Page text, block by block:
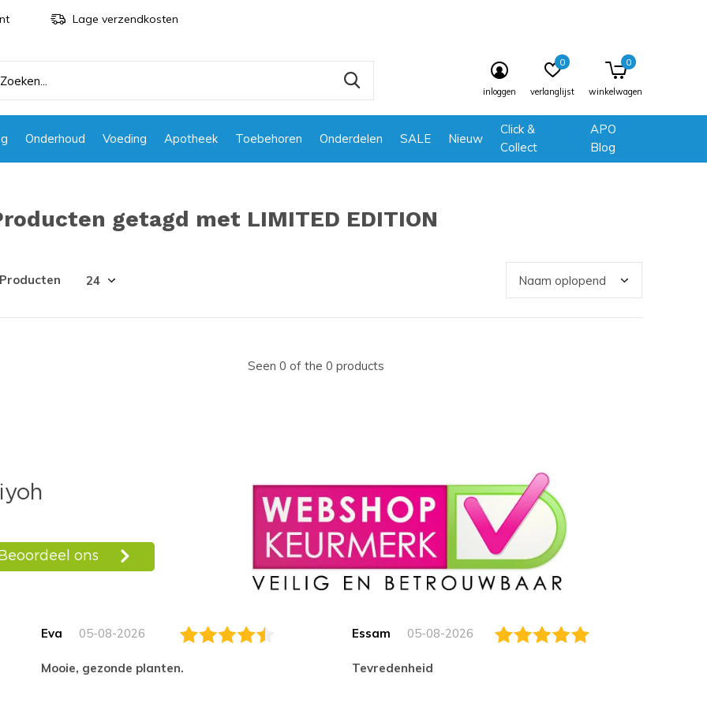
Onderhoud Voeding Apotheek Toebehoren Onderdelen SALE Nieuw
Click &
Collect
APO
Blog
inloggen verlanglijst
0
winkelwagen
0
Lage verzendkosten
getagd met LIMITED EDITION
Seen 0 of the 0 products
Eva 05-08-2026
Mooie, gezonde planten.
Essam 05-08-2026
tevredenheid